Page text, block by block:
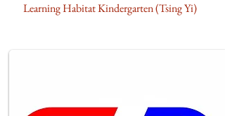
Learning Habitat Kindergarten (Tsing Yi)